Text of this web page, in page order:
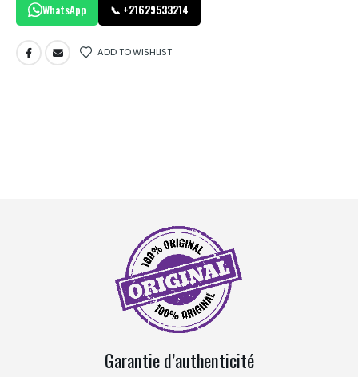
WhatsApp 📞 +21629533214
ADD TO WISHLIST
Garantie d’authenticité